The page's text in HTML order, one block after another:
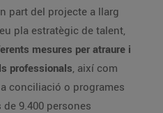
part del projecte a llarg
pla estratègic de talent,
mesures per atraure i
professionals, així com
conciliació o programes
9.400 persones